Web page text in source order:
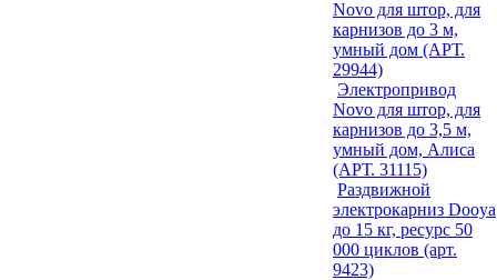
Novo для штор, для
карнизов до 3 м,
умный дом (АРТ.
29944)
Электропривод
Novo для штор, для
карнизов до 3,5 м,
умный дом, Алиса
(АРТ. 31115)
Раздвижной
электрокарниз Dooya
до 15 кг, ресурс 50
000 циклов (арт.
9423)